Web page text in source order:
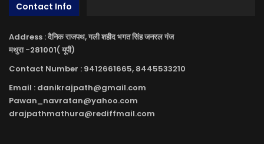
Contact Info
Address : दैनिक राजपथ, गली शहीद भगत सिंह जनरल गंज
मथुरा -281001( यूपी)
Contact Number : 9412661665, 8445533210
Email : danikrajpath@gmail.com
Pawan_navratan@yahoo.com
drajpathmathura@rediffmail.com